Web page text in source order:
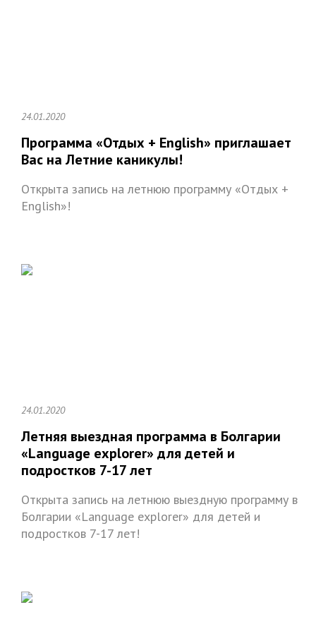
24.01.2020
Программа «Отдых + English» приглашает
Вас на Летние каникулы!
Открыта запись на летнюю программу «Отдых +
English»!
24.01.2020
Летняя выездная программа в Болгарии
«Language explorer» для детей и
подростков 7-17 лет
Открыта запись на летнюю выездную программу в
Болгарии «Language explorer» для детей и
подростков 7-17 лет!